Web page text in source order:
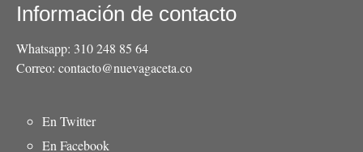
Información de contacto
Whatsapp: 310 248 85 64
Correo: contacto@nuevagaceta.co
Menú
del
En Twitter
En Facebook